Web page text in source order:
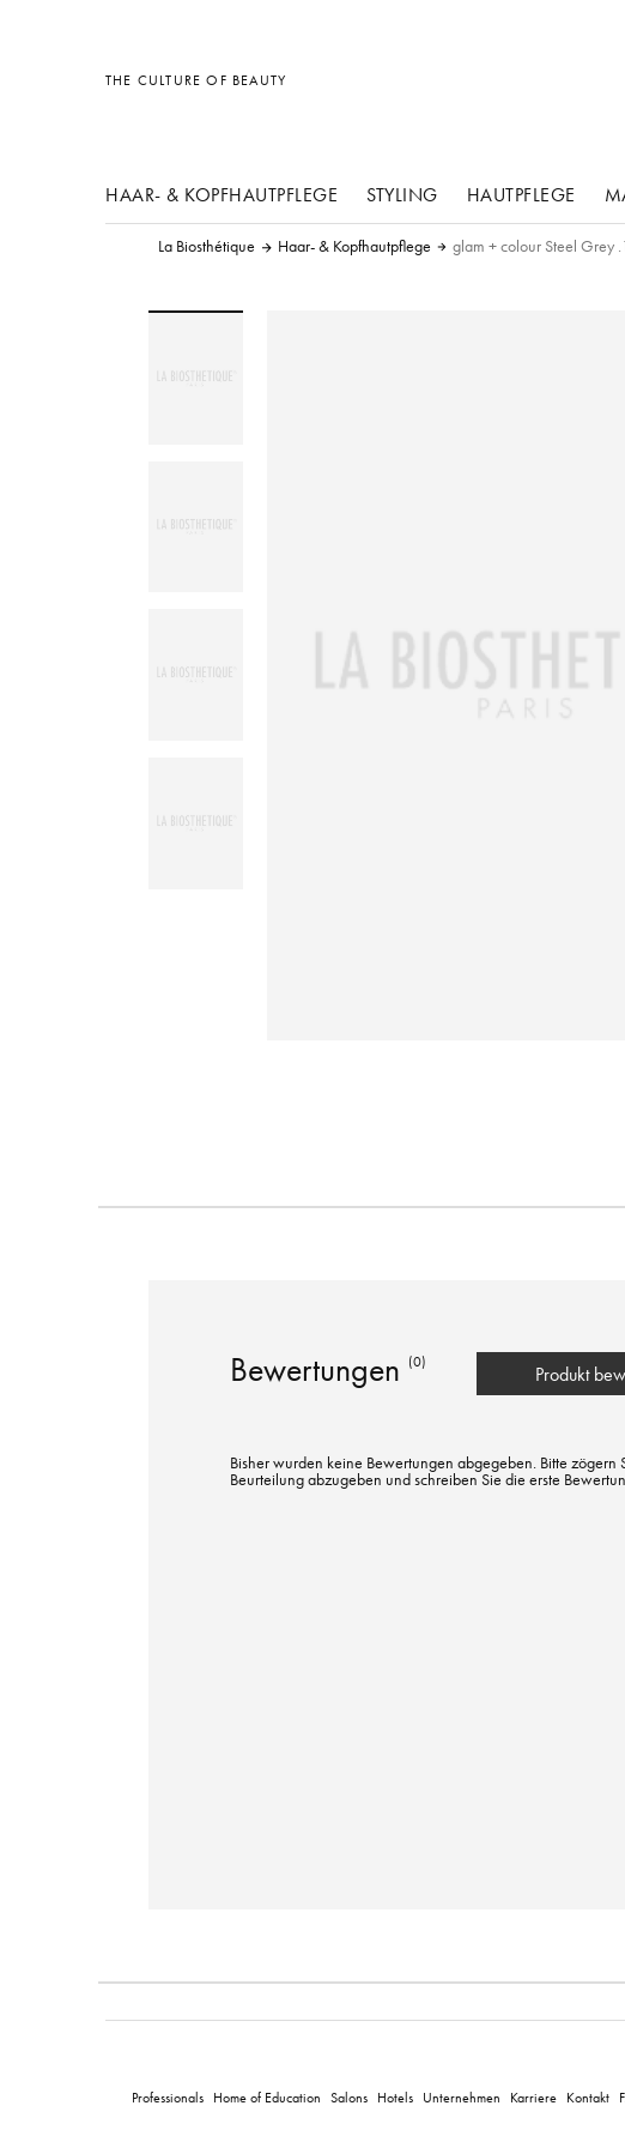
THE CULTURE OF BEAUTY
HAAR- & KOPFHAUTPFLEGE STYLING
Sonstiges
HAUTPFLEGE
La Biosthétique Haar- & Kopfhautpflege glam + colour Steel Grey
Bewertungen (0)
Produkt
Bisher wurden keine Bewertungen abgegeben. Bitte zögern
Beurteilung abzugeben und schreiben Sie die erste
Professionals Home of Education Salons Hotels Unternehmen Karriere Kontakt